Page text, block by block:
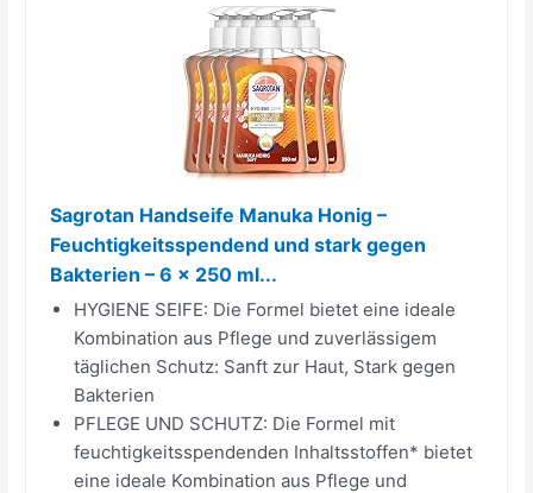
Sagrotan Handseife Manuka Honig –
Feuchtigkeitsspendend und stark gegen
Bakterien – 6 x 250 ml...
HYGIENE SEIFE: Die Formel bietet eine ideale
Kombination aus Pflege und zuverlässigem
täglichen Schutz: Sanft zur Haut, Stark gegen
Bakterien
PFLEGE UND SCHUTZ: Die Formel mit
feuchtigkeitsspendenden Inhaltsstoffen* bietet
eine ideale Kombination aus Pflege und